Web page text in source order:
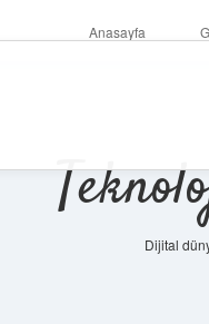
Anasayfa
Dijital